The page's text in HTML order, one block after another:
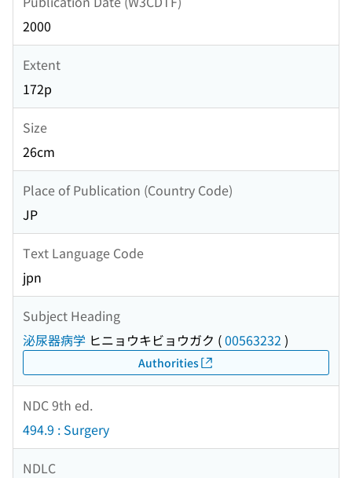
2000
Extent
172p
Size
26cm
Place of Publication (Country Code)
JP
Text Language Code
jpn
Subject Heading
泌尿器病学 ヒニョウキビョウガク (00563232 )
Authorities
NDC 9th ed.
494.9 : Surgery
NDLC